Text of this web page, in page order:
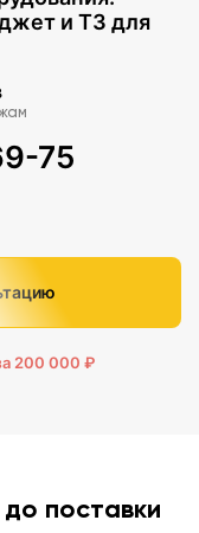
и ТЗ для
75
200 000 ₽
поставки